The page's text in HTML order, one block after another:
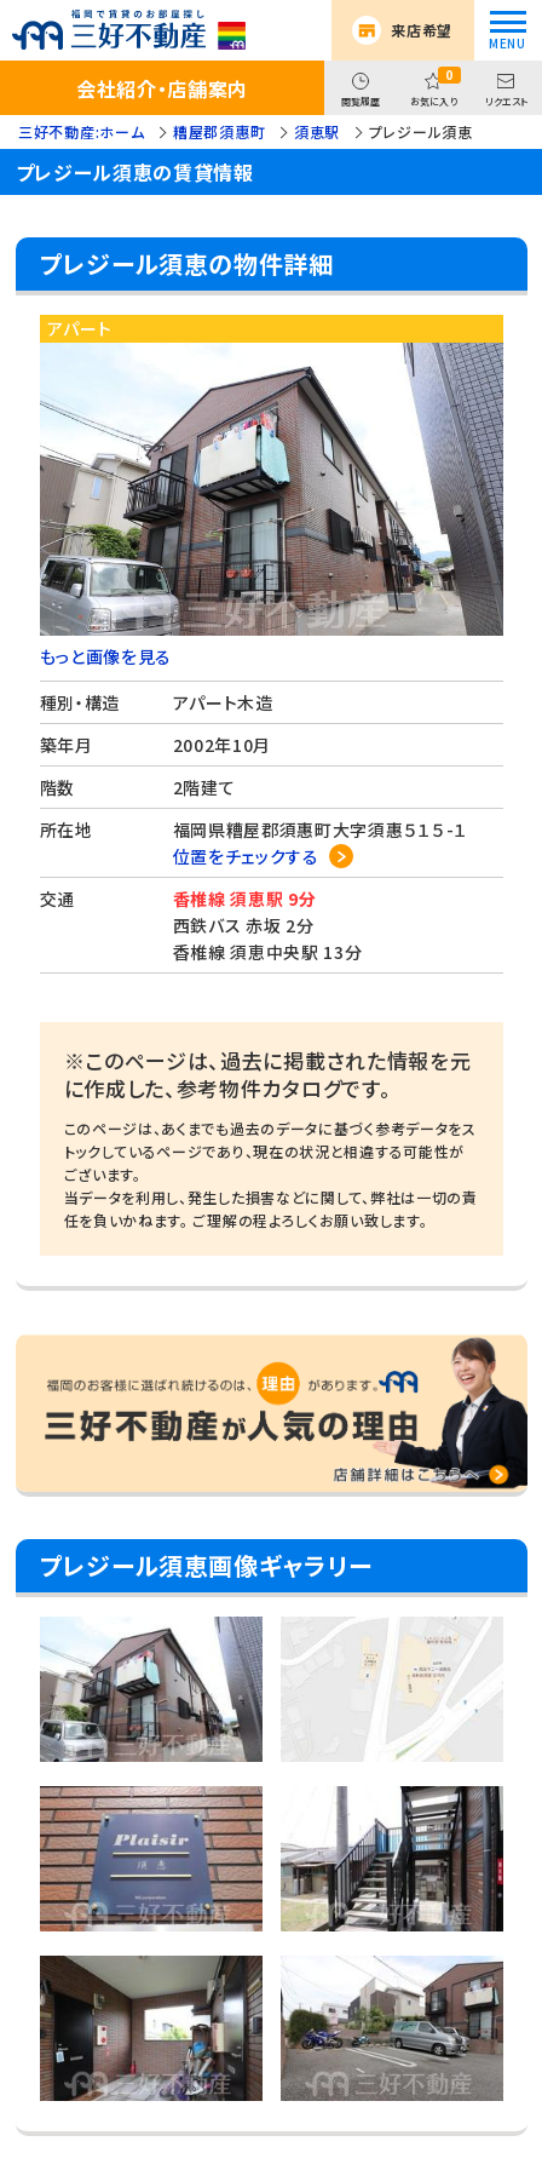
来店希望
会社紹介・店舗案内 閲覧履歴
0
お気に入り リクエスト
三好不動産:ホーム 糟屋郡須惠町 須恵駅 プレジール須恵
プレジール須恵の賃貸情報
プレジール須恵の物件詳細
アパート
もっと画像を見る
種別・構造
アパート木造
築年月
2002年10月
階数
2階建て
所在地
福岡県糟屋郡須惠町大字須惠５１５-１
位置をチェックする
交通
香椎線 須恵駅 9分
西鉄バス 赤坂 2分
香椎線 須恵中央駅 13分
※このページは、過去に掲載された情報を元
に作成した、参考物件カタログです。
このページは、あくまでも過去のデータに基づく参考データをス
トックしているページであり、現在の状況と相違する可能性が
ございます。
当データを利用し、発生した損害などに関して、弊社は一切の責
任を負いかねます。 ご理解の程よろしくお願い致します。
プレジール須恵画像ギャラリー